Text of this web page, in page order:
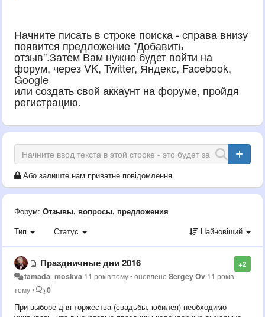
Начните писать в строке поиска - справа внизу
появится предложение "Добавить
отзыв".Затем Вам нужно будет войти на
форум, через VK, Twitter, Яндекс, Facebook,
Google
или создать свой аккаунт на форуме, пройдя
регистрацию.
Або залиште нам приватне повідомлення
Форум: Отзывы, вопросы, предложения
Тип
Статус Найновіший
+2
Праздничные дни 2016
tamada_moskva 11 років тому•оновленоSergey Ov 11 років
тому• 0
При выборе дня торжества (свадьбы, юбилея) необходимо